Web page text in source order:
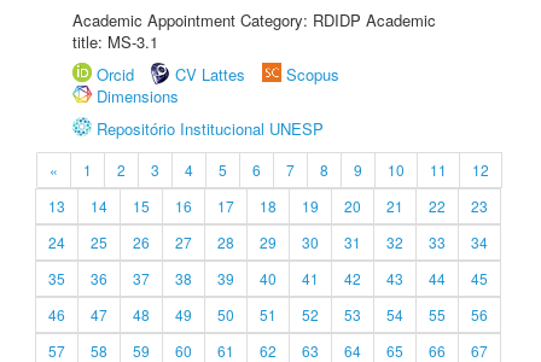
Academic Appointment Category: RDIDP Academic
title: MS-3.1
Orcid
CV Lattes
Scopus
Dimensions
Repositório Institucional UNESP
« 1 2 3 4 5 6 7 8 9 10 11
12
13
14 15 16 17 18 19 20 21 22
23
24
25 26 27 28 29 30 31 32 33
34
35
36 37 38 39 40 41 42 43 44
45
46
47 48 49 50 51 52 53 54 55
56
57
58 59 60 61 62 63 64 65 66
67